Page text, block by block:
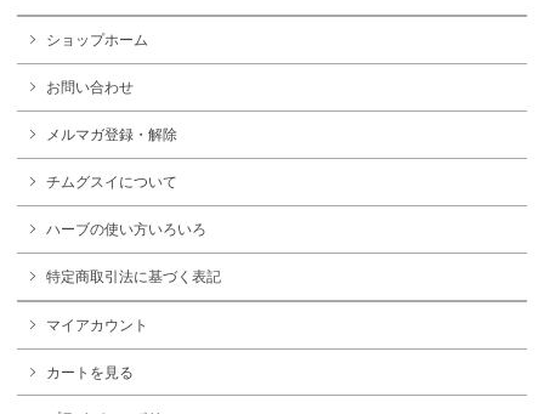
ショップホーム
お問い合わせ
メルマガ登録・解除
チムグスイについて
ハーブの使い方いろいろ
特定商取引法に基づく表記
マイアカウント
カートを見る